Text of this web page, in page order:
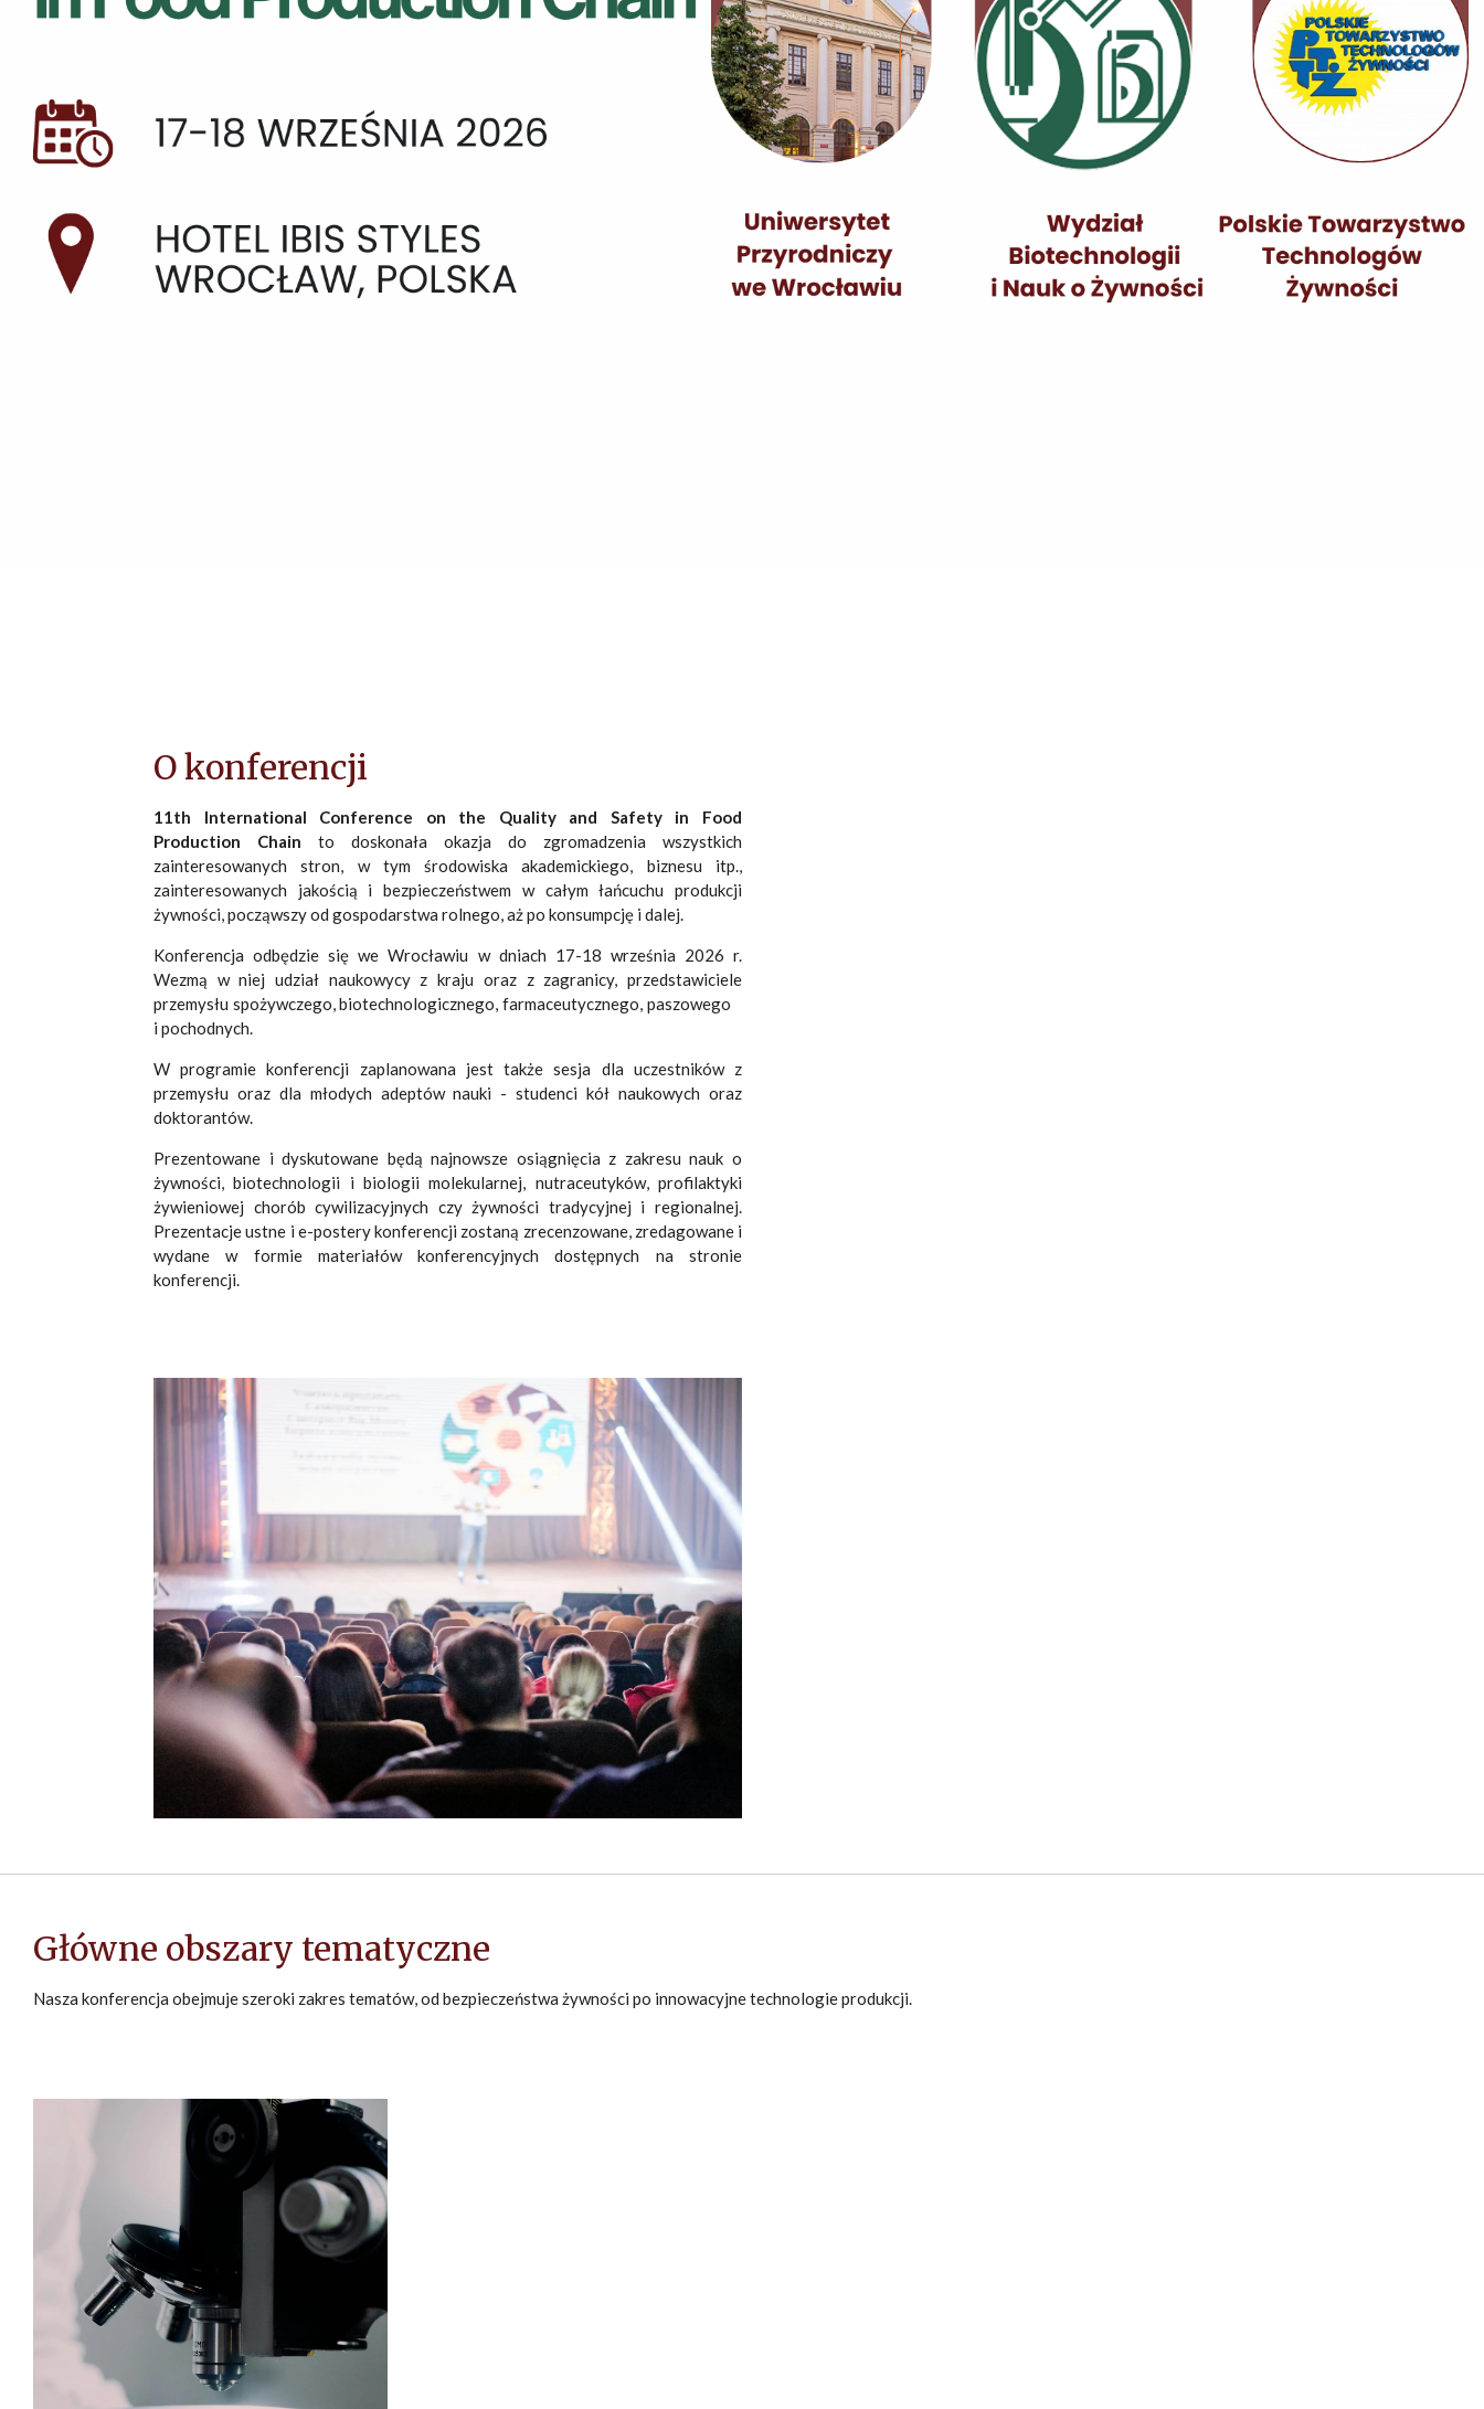
O konferencji
11th International Conference on the Quality and Safety in Food
Production Chain to doskonała okazja do zgromadzenia wszystkich
zainteresowanych stron, w tym środowiska akademickiego, biznesu itp.,
zainteresowanych jakością i bezpieczeństwem w całym łańcuchu produkcji
żywności, począwszy od gospodarstwa rolnego, aż po konsumpcję i dalej.
Konferencja odbędzie się we Wrocławiu w dniach 17-18 września 2026 r.
Wezmą w niej udział naukowycy z kraju oraz z zagranicy, przedstawiciele
przemysłu spożywczego, biotechnologicznego, farmaceutycznego, paszowego
i pochodnych.
W programie konferencji zaplanowana jest także sesja dla uczestników z
przemysłu oraz dla młodych adeptów nauki - studenci kół naukowych oraz
doktorantów.
Prezentowane i dyskutowane będą najnowsze osiągnięcia z zakresu nauk o
żywności, biotechnologii i biologii molekularnej, nutraceutyków, profilaktyki
żywieniowej chorób cywilizacyjnych czy żywności tradycyjnej i regionalnej.
Prezentacje ustne i e-postery konferencji zostaną zrecenzowane, zredagowane i
wydane w formie materiałów konferencyjnych dostępnych na stronie
konferencji.
Główne obszary tematyczne
Nasza konferencja obejmuje szeroki zakres tematów, od bezpieczeństwa żywności po innowacyjne technologie produkcji.